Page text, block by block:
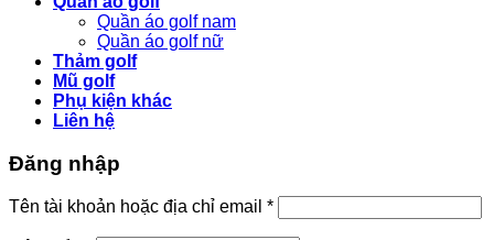
Quần áo golf nam
Quần áo golf nữ
Thảm golf
Mũ golf
Phụ kiện khác
Liên hệ
Đăng nhập
Tên tài khoản hoặc địa chỉ email *Bắt
buộc